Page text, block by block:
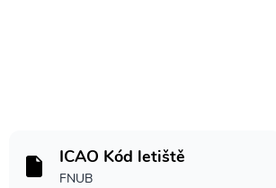
ICAO Kód letiště
FNUB